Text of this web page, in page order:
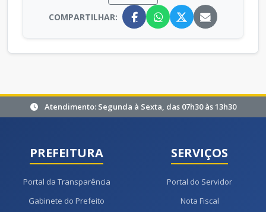
COMPARTILHAR:
Atendimento: Segunda à Sexta, das 07h30 às 13h30
PREFEITURA
Portal da Transparência
Gabinete do Prefeito
SERVIÇOS
Portal do Servidor
Nota Fiscal